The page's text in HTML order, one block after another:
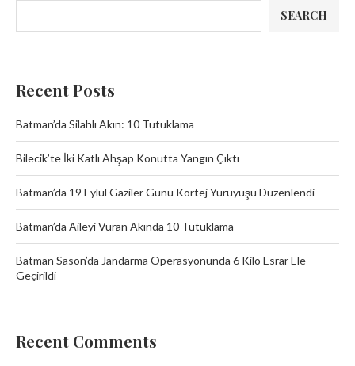
SEARCH
Recent Posts
Batman’da Silahlı Akın: 10 Tutuklama
Bilecik’te İki Katlı Ahşap Konutta Yangın Çıktı
Batman’da 19 Eylül Gaziler Günü Kortej Yürüyüşü Düzenlendi
Batman’da Aileyi Vuran Akında 10 Tutuklama
Batman Sason’da Jandarma Operasyonunda 6 Kilo Esrar Ele
Geçirildi
Recent Comments